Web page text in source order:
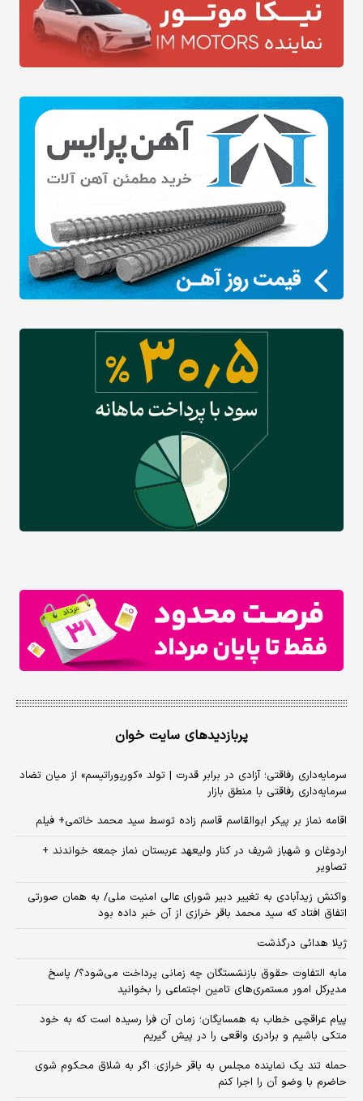
پربازدیدهای سایت خوان
سرمایه‌داری رفاقتی؛ آزادی در برابر قدرت | تولد «کورپوراتیسم» از میان تضاد
سرمایه‌داری رفاقتی با منطق بازار
اقامه نماز بر پیکر ابوالقاسم قاسم زاده توسط سید محمد خاتمی+ فیلم
اردوغان و شهباز شریف در کنار ولیعهد عربستان نماز جمعه خواندند +
تصاویر
واکنش زیدآبادی به تغییر دبیر شورای عالی امنیت ملی/ به همان صورتی
اتفاق افتاد که سید محمد باقر خرازی از آن خبر داده بود
ژیلا هدائی درگذشت
مابه التفاوت حقوق بازنشستگان چه زمانی پرداخت می‌شود؟/ پاسخ
مدیرکل امور مستمری‌های تامین اجتماعی را بخوانید
پیام عراقچی خطاب به همسایگان؛ زمان آن فرا رسیده است که به خود
متکی باشیم و برادری واقعی را در پیش گیریم
حمله تند یک نماینده مجلس به باقر خرازی: اگر به شلاق محکوم شوی
حاضرم با وضو آن را اجرا کنم